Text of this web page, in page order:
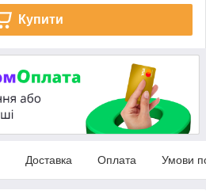
Купити
Доставка Оплата Умови